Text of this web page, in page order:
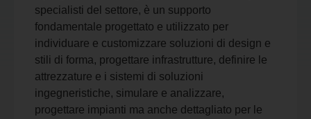
specialisti del settore, è un supporto
fondamentale progettato e utilizzato per
individuare e customizzare soluzioni di design e
stili di forma, progettare infrastrutture, definire le
attrezzature e i sistemi di soluzioni
ingegneristiche, simulare e analizzare,
progettare impianti ma anche dettagliato per le